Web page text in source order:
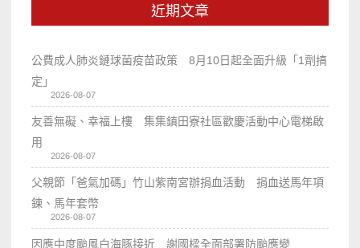
近期文章
公費成人肺炎鏈球菌疫苗政策 8月10日起全面升級「1劑搞
定」
2026-08-07
友善無礙、幸福上樓 集集鎮田寮社區歡慶活動中心電梯啟
用
2026-08-07
父親節「爸氣加碼」竹山紫南宮辦捐血活動 捐血送馬年項
鍊、馬年套幣
2026-08-07
因應中度颱風白海豚接近 謝國樑全面部署防颱應變